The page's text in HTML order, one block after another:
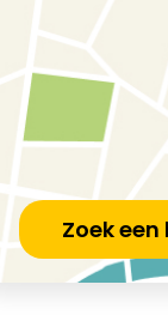
Zoek